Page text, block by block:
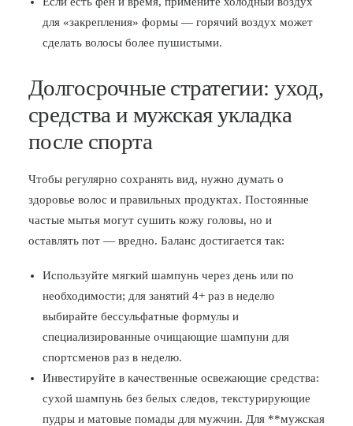
для «закрепления» формы — горячий воздух может
сделать волосы более пушистыми.
Долгосрочные стратегии: уход,
средства и мужская укладка
после спорта
Чтобы регулярно сохранять вид, нужно думать о
здоровье волос и правильных продуктах. Постоянные
частые мытья могут сушить кожу головы, но и
оставлять пот — вредно. Баланс достигается так:
Используйте мягкий шампунь через день или по
необходимости; для занятий 4+ раз в неделю
выбирайте бессульфатные формулы и
специализированные очищающие шампуни для
спортсменов раз в неделю.
Инвестируйте в качественные освежающие средства:
сухой шампунь без белых следов, текстурирующие
пудры и матовые помады для мужчин. Для **мужская